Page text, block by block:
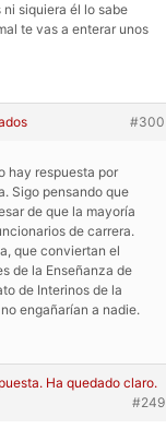
siquiera él lo sabe
te vas a enterar unos
#300
hay respuesta por
Sigo pensando que
de que la mayoría
de carrera.
que conviertan el
de la Enseñanza de
de Interinos de la
engañarían a nadie.
Ha quedado claro.
#249